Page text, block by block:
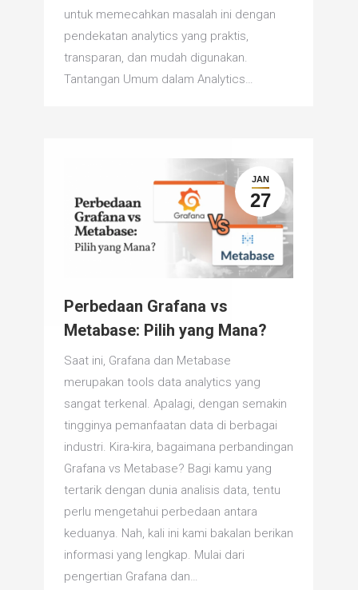
untuk memecahkan masalah ini dengan
pendekatan analytics yang praktis,
transparan, dan mudah digunakan.
Tantangan Umum dalam Analytics…
JAN
27
Perbedaan Grafana vs
Metabase: Pilih yang Mana?
Saat ini, Grafana dan Metabase
merupakan tools data analytics yang
sangat terkenal. Apalagi, dengan semakin
tingginya pemanfaatan data di berbagai
industri. Kira-kira, bagaimana perbandingan
Grafana vs Metabase? Bagi kamu yang
tertarik dengan dunia analisis data, tentu
perlu mengetahui perbedaan antara
keduanya. Nah, kali ini kami bakalan berikan
informasi yang lengkap. Mulai dari
pengertian Grafana dan…